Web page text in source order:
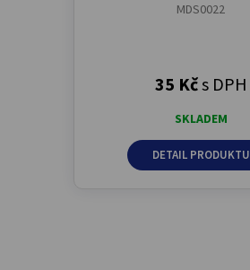
MDS0022
35 Kčs DPH
SKLADEM
DETAIL PRODUKTU